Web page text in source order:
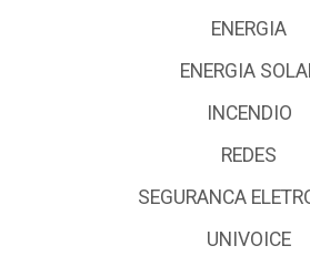
ENERGIA
ENERGIA
INCENDIO
REDES
SEGURANCA
UNIVOICE